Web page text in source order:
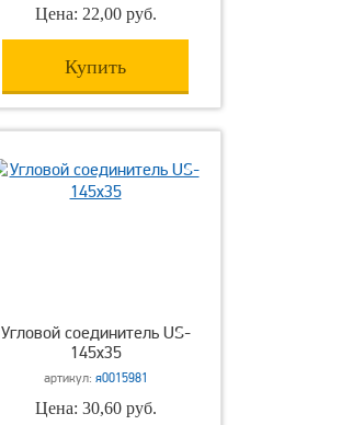
Цена: 22,00 руб.
Купить
Угловой соединитель US-
145х35
артикул: я0015981
Цена: 30,60 руб.